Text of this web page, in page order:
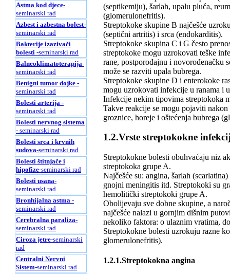
Astma kod djece-
seminarski rad
Azbest i azbestna bolest-
seminarski rad
Bakterije izazivači
bolesti -seminarski rad
Balneoklimatoterapija-
seminarski rad
Benigni tumor dojke -
seminarski rad
Bolesti arterija -
seminarski rad
Bolesti nervnog sistema
- seminarski rad
Bolesti srca i krvnih
sudova-seminarski rad
Bolesti štitnjače i
hipofize-seminarski rad
Bolesti usana-
seminarski rad
Bronhijalna astma -
seminarski rad
Cerebralna paraliza-
seminarski rad
Ciroza jetre-seminarski
rad
Centralni Nervni
Sistem-seminarski rad
(septikemiju), šarlah, upalu pluća,
(glomerulonefritis).
Streptokoke skupine B najčešće
(septični artritis) i srca (endokarditis).
Streptokoke skupina C i G često
streptokoke mogu uzrokovati teške
rane, postporođajnu i novorođenačku
može se razviti upala bubrega.
Streptokoke skupine D i enterokoke
mogu uzrokovati infekcije u ranama i
Infekcije nekim tipovima streptokoka
Takve reakcije se mogu pojaviti
groznice, horeje i oštećenja bubrega
1.2.Vrste streptokokne
Streptokokne bolesti obuhvaćaju niz
streptokoka grupe A.
Najčešće su: angina, šarlah
gnojni meningitis itd. Streptokoki su
hemolitički streptokoki grupe A.
Obolijevaju sve dobne skupine, a
najčešće nalazi u gornjim dišnim
nekoliko faktora: o ulaznim vratima,
Streptokokne bolesti uzrokuju razne
glomerulonefritis).
1.2.1.Streptokokna angina